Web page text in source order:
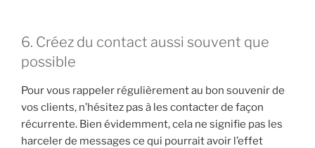
6. Créez du contact aussi souvent que
possible
Pour vous rappeler régulièrement au bon souvenir de
vos clients, n’hésitez pas à les contacter de façon
récurrente. Bien évidemment, cela ne signifie pas les
harceler de messages ce qui pourrait avoir l’effet